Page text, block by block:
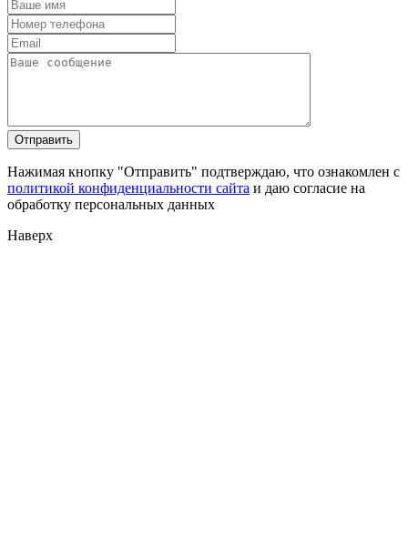
Нажимая кнопку "Отправить" подтверждаю, что ознакомлен с
политикой конфиденциальности сайта и даю согласие на
обработку персональных данных
Наверх